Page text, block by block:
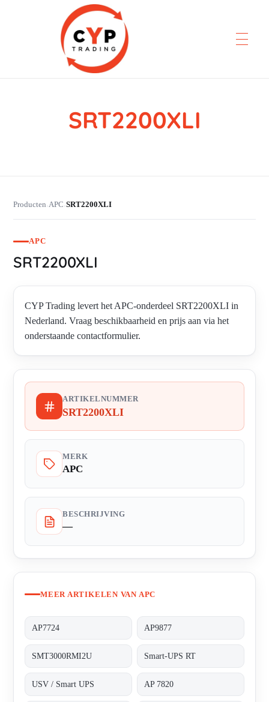
CYP Trading
Professionelle Ersatzteilbeschaffung
SRT2200XLI
Producten›APC›SRT2200XLI
APC
SRT2200XLI
CYP Trading levert het APC-onderdeel SRT2200XLI in
Nederland. Vraag beschikbaarheid en prijs aan via het
onderstaande contactformulier.
ARTIKELNUMMER
SRT2200XLI
MERK
APC
BESCHRIJVING
—
MEER ARTIKELEN VAN APC
AP7724 AP9877
SMT3000RMI2U Smart-UPS RT
USV / Smart UPS AP 7820